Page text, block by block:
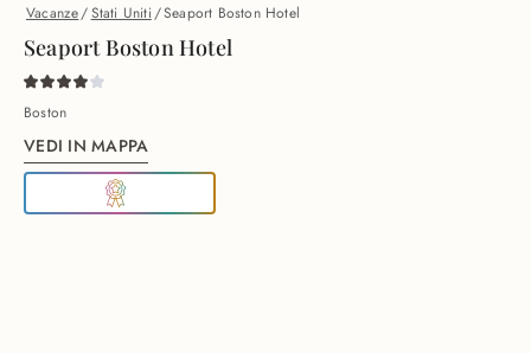
Vacanze/Stati Uniti/Seaport Boston Hotel
Seaport Boston Hotel
Boston
VEDI IN MAPPA